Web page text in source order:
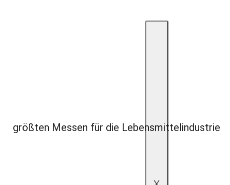
größten Messen für die Lebensmittelindustrie